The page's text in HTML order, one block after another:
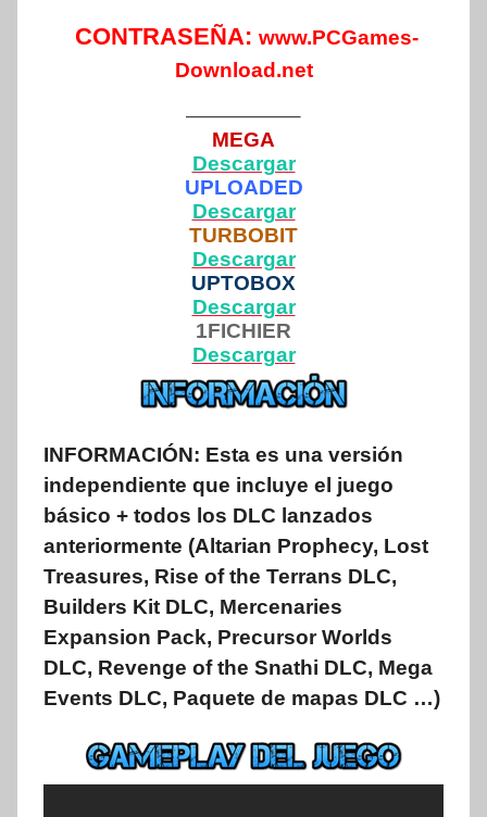
CONTRASEÑA: www.PCGames-
Download.net
—————–
MEGA
Descargar
UPLOADED
Descargar
TURBOBIT
Descargar
UPTOBOX
Descargar
1FICHIER
Descargar
INFORMACIÓN: Esta es una versión
independiente que incluye el juego
básico + todos los DLC lanzados
anteriormente (Altarian Prophecy, Lost
Treasures, Rise of the Terrans DLC,
Builders Kit DLC, Mercenaries
Expansion Pack, Precursor Worlds
DLC, Revenge of the Snathi DLC, Mega
Events DLC, Paquete de mapas DLC …)